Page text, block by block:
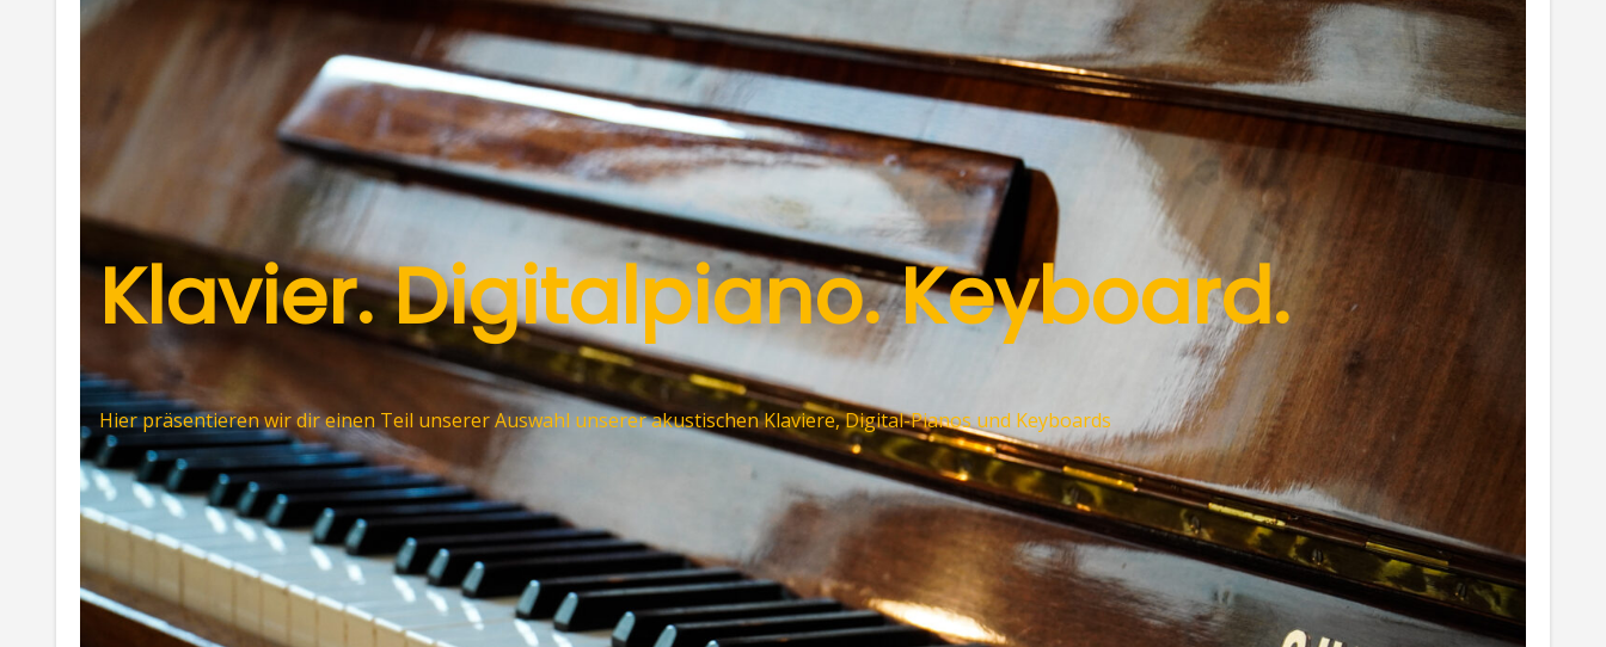
Klavier. Digitalpiano. Keyboard.
Hier präsentieren wir dir einen Teil unserer Auswahl unserer akustischen Klaviere, Digital-Pianos und Keyboards